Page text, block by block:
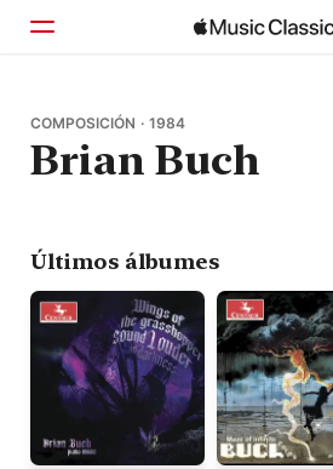
Inicio
Explorar
COMPOSICIÓN · 1984
Brian Buch
Últimos álbumes